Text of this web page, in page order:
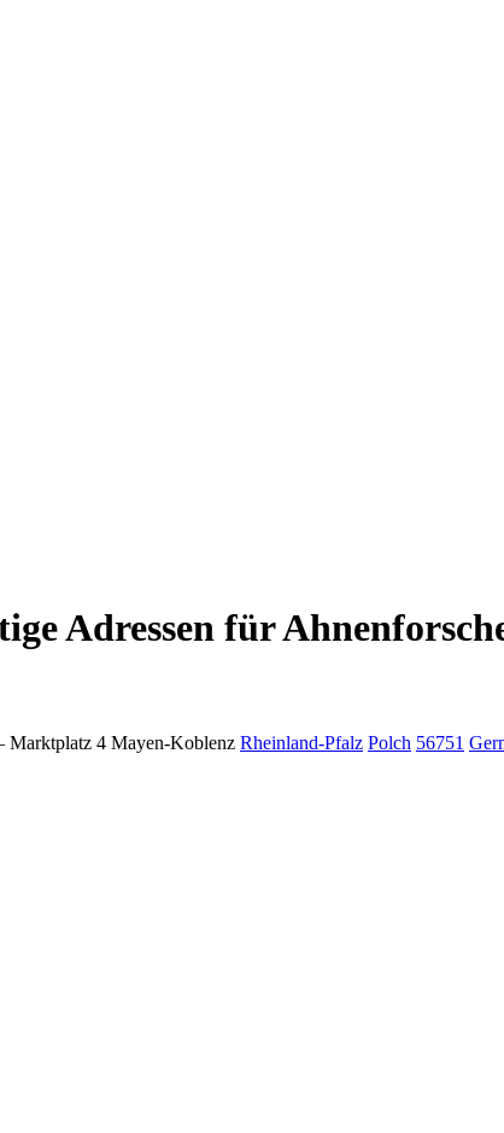
Adressen für
Marktplatz 4 Mayen-Koblenz Rheinland-Pfalz Polch 56751